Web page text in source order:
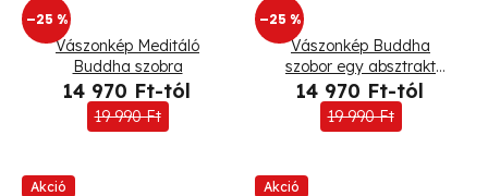
–25 %
Vászonkép Meditáló
Buddha szobra
14 970 Ft-tól
19 990 Ft
–25 %
Vászonkép Buddha
szobor egy absztrakt
háttér
14 970 Ft-tól
19 990 Ft
Akció Akció